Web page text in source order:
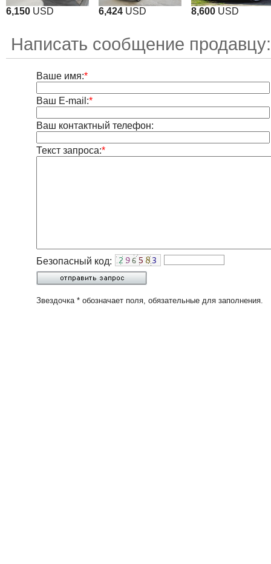
6,150 USD 6,424 USD 8,600 USD
Написать сообщение
Ваше имя:*
Ваш E-mail:*
Ваш контактный телефон:
Текст запроса:*
Безопасный код:
Звездочка * обозначает поля, обязательные для заполнения.